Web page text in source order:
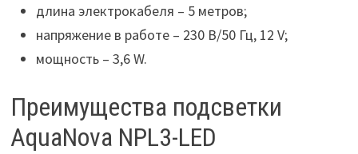
длина электрокабеля – 5 метров;
напряжение в работе – 230 В/50 Гц, 12 V;
мощность – 3,6 W.
Преимущества подсветки
AquaNova NPL3-LED